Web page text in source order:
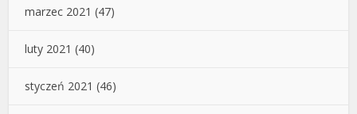
marzec 2021 (47)
luty 2021 (40)
styczeń 2021 (46)